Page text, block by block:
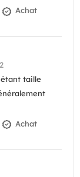
Achat
taille
Achat